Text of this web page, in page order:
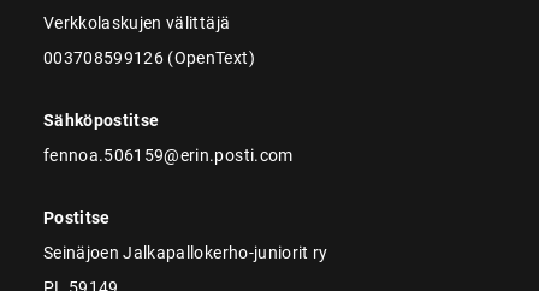
Verkkolaskujen välittäjä
003708599126 (OpenText)
Sähköpostitse
fennoa.506159@erin.posti.com
Postitse
Seinäjoen Jalkapallokerho-juniorit ry
PL 59149